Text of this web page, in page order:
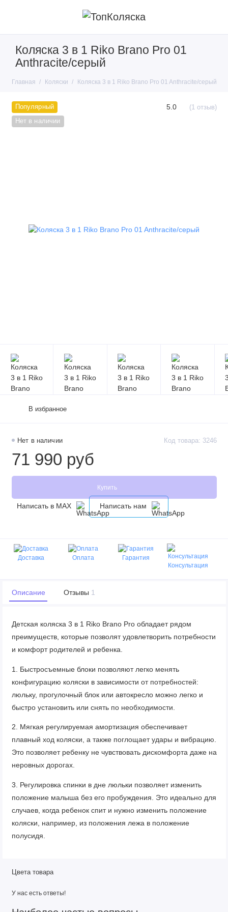
Коляска 3 в 1 Riko Brano Pro 01
Anthracite/серый
Главная Коляски Коляска 3 в 1 Riko Brano Pro 01 Anthracite/серый
Популярный
Нет в наличии
5.0 (1 отзыв)
Нет в наличии Код товара: 3246
71 990 руб
Купить
Написать в MAX Написать нам
В избранное
Доставка Оплата
Гарантия
Консультация
Описание Отзывы 1
Детская коляска 3 в 1 Riko Brano Pro обладает рядом
преимуществ, которые позволят удовлетворить потребности
и комфорт родителей и ребенка.
1. Быстросъемные блоки позволяют легко менять
конфигурацию коляски в зависимости от потребностей:
люльку, прогулочный блок или автокресло можно легко и
быстро установить или снять по необходимости.
2. Мягкая регулируемая амортизация обеспечивает
плавный ход коляски, а также поглощает удары и вибрацию.
Это позволяет ребенку не чувствовать дискомфорта даже на
неровных дорогах.
3. Регулировка спинки в дне люльки позволяет изменить
положение малыша без его пробуждения. Это идеально для
случаев, когда ребенок спит и нужно изменить положение
коляски, например, из положения лежа в положение
полусидя.
хранения детских вещей, покупок или просто личных вещей
использование более комфортным и удобным.
Цвета товара
У нас есть ответы!